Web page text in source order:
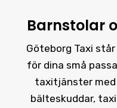
Barnstolar
Göteborg Taxi
för dina små
taxitjänster med
bälteskuddar,